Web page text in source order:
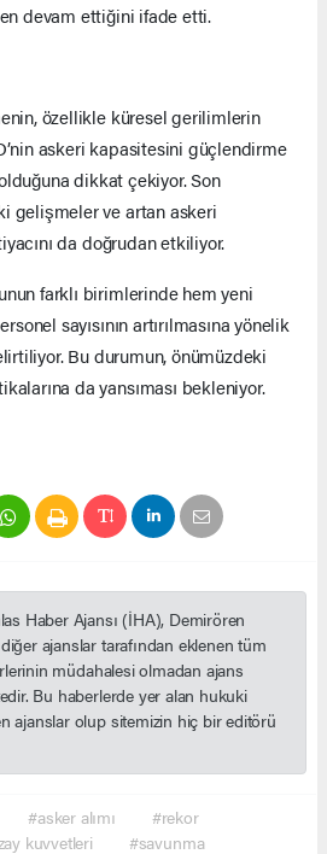
devam ettiğini ifade etti.
özellikle küresel gerilimlerin
askeri kapasitesini güçlendirme
dikkat çekiyor. Son
gelişmeler ve artan askeri
da doğrudan etkiliyor.
farklı birimlerinde hem yeni
sayısının artırılmasına yönelik
Bu durumun, önümüzdeki
da yansıması bekleniyor.
Haber Ajansı (İHA), Demirören
ajanslar tarafından eklenen tüm
müdahalesi olmadan ajans
Bu haberlerde yer alan hukuki
ajanslar olup sitemizin hiç bir editörü
#asker alımı
#rekor
kuvvetleri
#savunma